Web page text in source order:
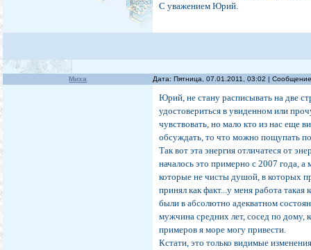
С уважением Юрий.
Миха Дата: Пятница, 07.01.2011, 03:02 |
Юрий, не стану расписывать на две
удостовериться в увиденном или
чувствовать, но мало кто из нас еще
обсуждать, то что можно пощупать
Так вот эта энергия отличатеся от
началось это примерно с 2007 года,
которые не чисты душой, в которых
принял как факт...у меня работа
были в абсолютно адекватном
мужчина средних лет, сосед по дому,
примеров я море могу привести.
Кстати, это только видимые